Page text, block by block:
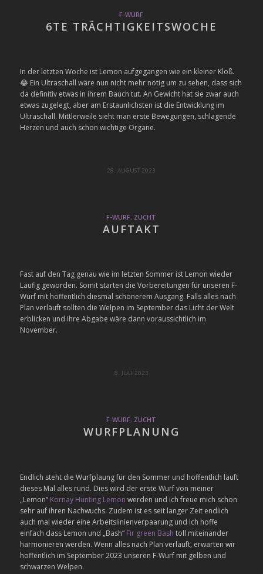
F-WURF
6TE TRÄCHTIGKEITSWOCHE
In der letzten Woche ist Lemon aufgegangen wie ein kleiner Kloß.
😂 Ein Ultraschall wäre nun nicht mehr nötig um zu sehen, dass sich
da definitiv etwas in ihrem Bauch tut. An Gewicht hat sie zwar auch
etwas zugelegt, aber am Erstaunlichsten ist die Entwicklung im
Ultraschall. Mittlerweile sieht man erste Bewegungen, schlagende
Herzen und auch schon wichtige Organe.
28. AUGUST 2023
F-WURF, ZUCHT
AUFTAKT
Fast auf den Tag genau wie im letzten Sommer ist Lemon wieder
Läufig geworden. Somit starten die Vorbereitungen für unseren F-
Wurf mit hoffentlich diesmal schönerem Ausgang. Falls alles nach
Plan verläuft sollten die Welpen im September das Licht der Welt
erblicken und ihre Abgabe wäre dann voraussichtlich im
November.
8. JULI 2023
F-WURF, ZUCHT
WURFPLANUNG
Endlich steht die Wurfplaung für den Sommer und hoffentlich läuft
dieses Mal alles rund. Dies wird der erste Wurf von meiner
„Lemon“ Kornay Hunting Lemon werden und ich freue mich schon
sehr auf ihren Nachwuchs. Zudem ist es seit langer Zeit endlich
auch mal wieder eine Arbeitslinienverpaarung und ich hoffe
einfach dass Lemon und „Bash“ Fir green Bash toll miteinander
harmonieren werden. Wenn alles nach Plan verläuft, erwarten wir
hoffentlich im September 2023 unseren F-Wurf mit gelben und
schwarzen Welpen.